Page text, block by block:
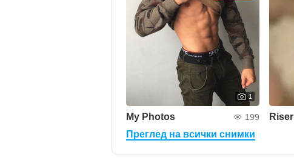
1
My Photos 199 Riser
Преглед на всички снимки